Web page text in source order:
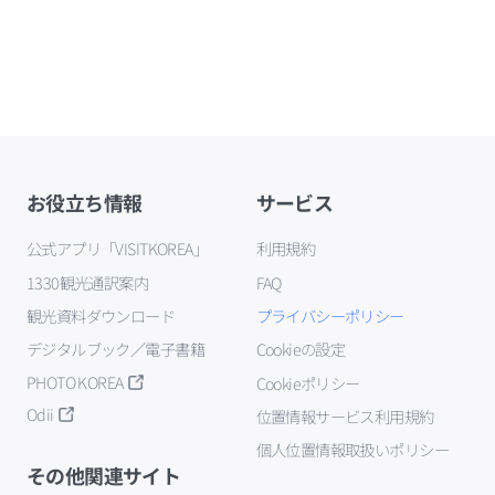
お役立ち情報
公式アプリ「VISITKOREA」
1330観光通訳案内
観光資料ダウンロード
デジタルブック／電子書籍
PHOTO KOREA
Odii
サービス
利用規約
FAQ
プライバシーポリシー
Cookieの設定
Cookieポリシー
位置情報サービス利用規約
個人位置情報取扱いポリシー
その他関連サイト